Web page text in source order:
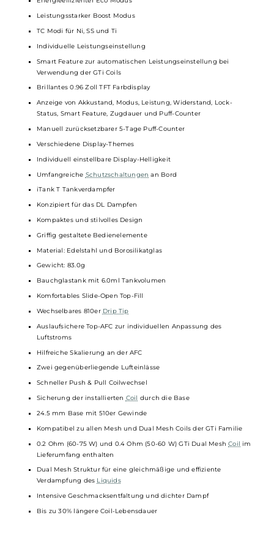
Wassertemperaturen bis 80°C
MIL-STD-810H stoßfest bis zu einer Fallhöhe von 1.2 Metern
Gewicht: 173.0 g
USB Typ-C Fast-Charging mit 5V/2A oder 5V/3A
Ausgangsleistung: 5 bis 100 Watt
Bedienung via Feuerbutton und Up/Down Tasten
Systems
Moderner AXON Chipsatz für konstante Top-Performance
Leistungsstarker Boost Modus
TC Modi für Ni, SS und Ti
Individuelle Leistungseinstellung
Smart Feature zur automatischen Leistungseinstellung bei
Verwendung der GTi Coils
Brillantes 0.96 Zoll TFT Farbdisplay
Anzeige von Akkustand, Modus, Leistung, Widerstand, Lock-
Status, Smart Feature, Zugdauer und Puff-Counter
Manuell zurücksetzbarer 5-Tage Puff-Counter
iTank T Tankverdampfer
Konzipiert für das DL Dampfen
Kompaktes und stilvolles Design
Griffig gestaltete Bedienelemente
Material: Edelstahl und Borosilikatglas
Gewicht: 83.0g
Bauchglastank mit 6.0ml Tankvolumen
Komfortables Slide-Open Top-Fill